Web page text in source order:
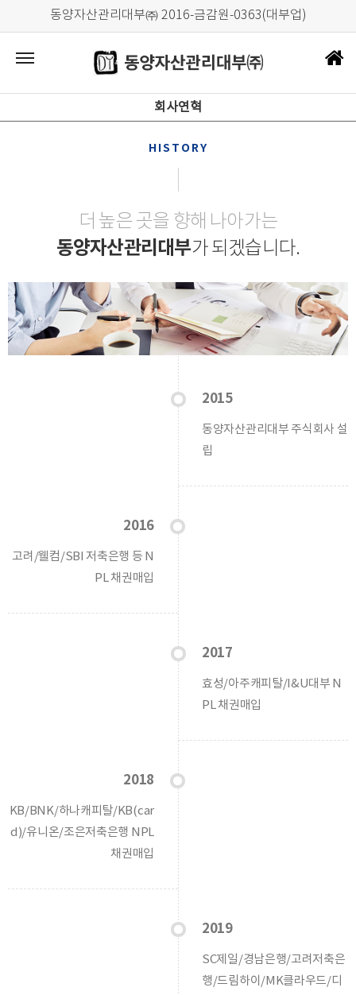
동양자산관리대부㈜ 2016-금감원-0363(대부업)
회사연혁
HISTORY
더 높은 곳을 향해 나아가는
동양자산관리대부가 되겠습니다.
2015
동양자산관리대부 주식회사 설
립
2016
고려/웰컴/SBI 저축은행 등 N
PL 채권매입
2017
효성/아주캐피탈/I&U대부 N
PL 채권매입
2018
KB/BNK/하나캐피탈/KB(car
d)/유니온/조은저축은행 NPL
채권매입
2019
SC제일/경남은행/고려저축은
행/드림하이/MK클라우드/디